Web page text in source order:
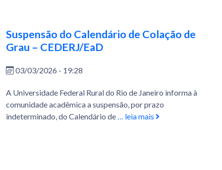
Suspensão do Calendário de Colação de
Grau – CEDERJ/EaD
03/03/2026 - 19:28
A Universidade Federal Rural do Rio de Janeiro informa à
comunidade acadêmica a suspensão, por prazo
indeterminado, do Calendário de… leia mais